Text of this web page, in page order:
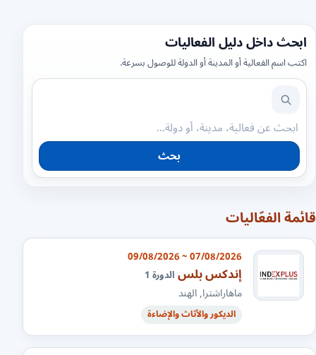
ابحث داخل دليل الفعاليات
اكتب اسم الفعالية أو المدينة أو الدولة للوصول بسرعة.
بحث
قائمة الفعّاليات
07/08/2026 ~ 09/08/2026
إندكس بلسالدورة 1
ماهاراشترا, الهند
الديكور والأثاث والإضاءة